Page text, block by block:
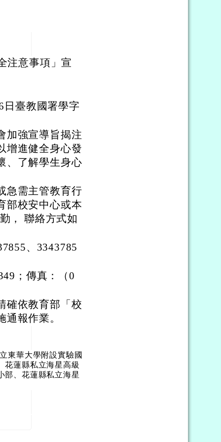
注意事項」宣
日臺教國署學字
加強宣導旨揭注
增進健全身心發
、了解學生身心
急需主管教育行
部校安中心或本
， 聯絡方式如
、3343785
；傳真：（0
確依教育部「校
報作業。
東華大學附設實驗國
花蓮縣私立海星高級
部、花蓮縣私立海星